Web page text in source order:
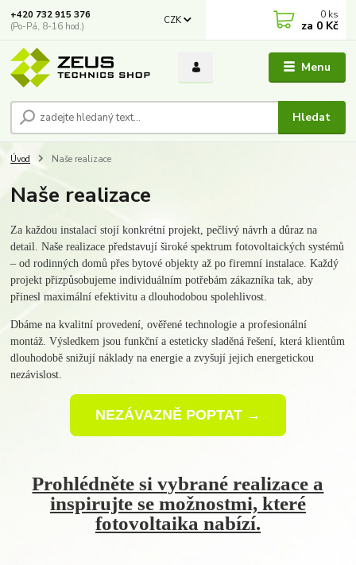
Menu
CZK
Hledat
+420 732 915 376
(Po-Pá, 8-16 hod.)
0 ks
za 0 Kč
Úvod Naše realizace
Naše realizace
Za každou instalací stojí konkrétní projekt, pečlivý návrh a důraz na
detail. Naše realizace představují široké spektrum fotovoltaických systémů
– od rodinných domů přes bytové objekty až po firemní instalace. Každý
projekt přizpůsobujeme individuálním potřebám zákazníka tak, aby
přinesl maximální efektivitu a dlouhodobou spolehlivost.
Dbáme na kvalitní provedení, ověřené technologie a profesionální
montáž. Výsledkem jsou funkční a esteticky sladěná řešení, která klientům
dlouhodobě snižují náklady na energie a zvyšují jejich energetickou
nezávislost.
NEZÁVAZNĚ POPTAT →
Prohlédněte si vybrané realizace a
inspirujte se možnostmi, které
fotovoltaika nabízí.